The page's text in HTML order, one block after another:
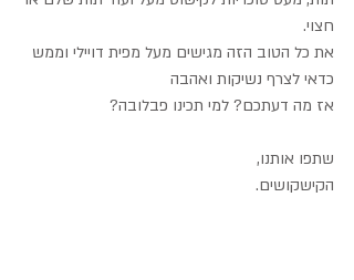
חצוי.
את כל הטוב הזה מגישים מעל מפית דויילי וממש
כדאי לצרף נשיקות ואהבה
אז מה דעתכם? למי תכינו פבלובה?
שתפו אותנו,
הקישקושים.